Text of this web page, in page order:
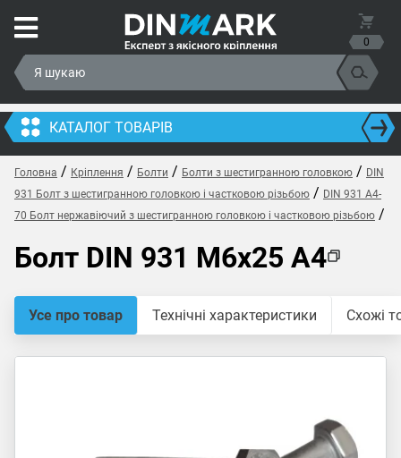
0
КАТАЛОГ ТОВАРІВ
Головна / Кріплення / Болти / Болти з шестигранною головкою / DIN
931 Болт з шестигранною головкою і частковою різьбою / DIN 931 A4-
70 Болт нержавіючий з шестигранною головкою і частковою різьбою /
Болт DIN 931 M6x25 A4
Усе про товар Технічні характеристики Схожі